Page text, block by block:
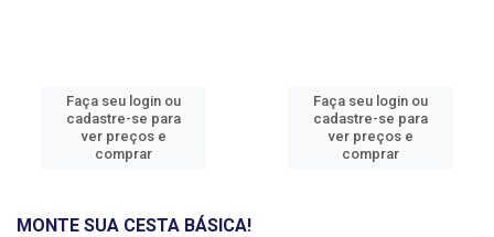
Faça seu login ou
cadastre-se para
ver preços e
comprar
Faça seu login ou
cadastre-se para
ver preços e
comprar
MONTE SUA CESTA BÁSICA!